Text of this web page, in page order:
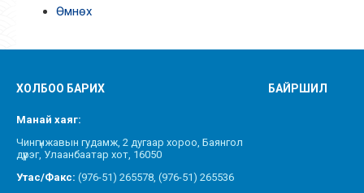
Өмнөх
ХОЛБОО БАРИХ
Манай хаяг:
Чингүнжавын гудамж, 2 дугаар хороо, Баянгол
дүүрэг, Улаанбаатар хот, 16050
Утас/Факс: (976-51) 265578, (976-51) 265536
БАЙРШИЛ